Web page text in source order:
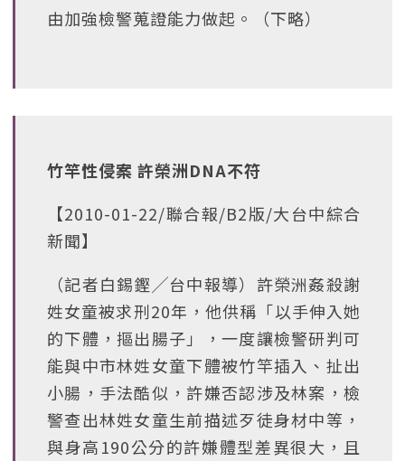
由加強檢警蒐證能力做起。（下略）
竹竿性侵案 許榮洲DNA不符
【2010-01-22/聯合報/B2版/大台中綜合
新聞】
（記者白錫鏗╱台中報導）許榮洲姦殺謝
姓女童被求刑20年，他供稱「以手伸入她
的下體，摳出腸子」，一度讓檢警研判可
能與中市林姓女童下體被竹竿插入、扯出
小腸，手法酷似，許嫌否認涉及林案，檢
警查出林姓女童生前描述歹徒身材中等，
與身高190公分的許嫌體型差異很大，且